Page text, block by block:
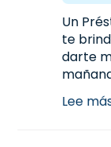
dinero
venir a
Pago
Un
te
darte
Día
Lee